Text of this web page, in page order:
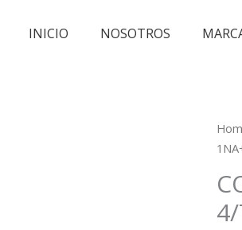
INICIO NOSOTROS